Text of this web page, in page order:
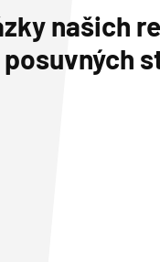
našich
posuvných